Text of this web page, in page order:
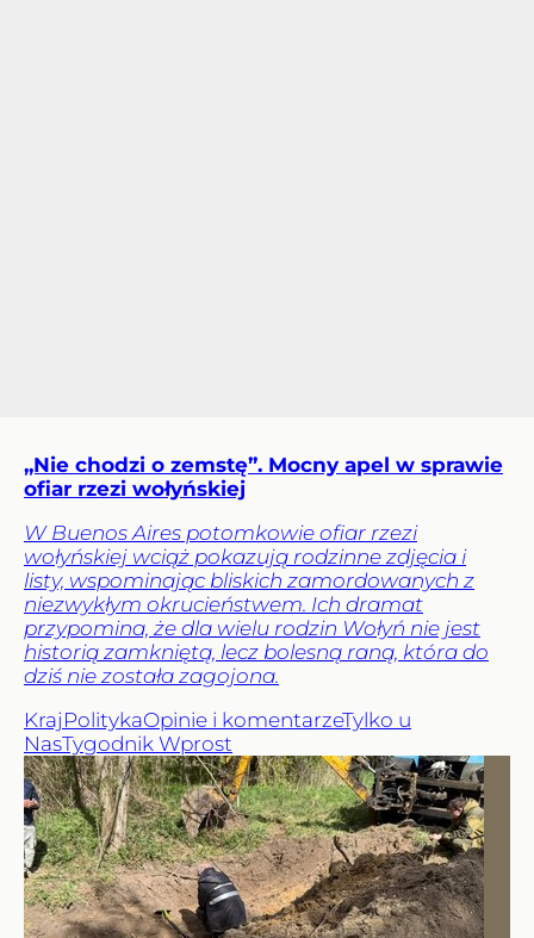
„Nie chodzi o zemstę”. Mocny apel w sprawie
ofiar rzezi wołyńskiej
W Buenos Aires potomkowie ofiar rzezi
wołyńskiej wciąż pokazują rodzinne zdjęcia i
listy, wspominając bliskich zamordowanych z
niezwykłym okrucieństwem. Ich dramat
przypomina, że dla wielu rodzin Wołyń nie jest
historią zamkniętą, lecz bolesną raną, która do
dziś nie została zagojona.
Kraj PolitykaOpinie i komentarzeTylko u
NasTygodnik Wprost